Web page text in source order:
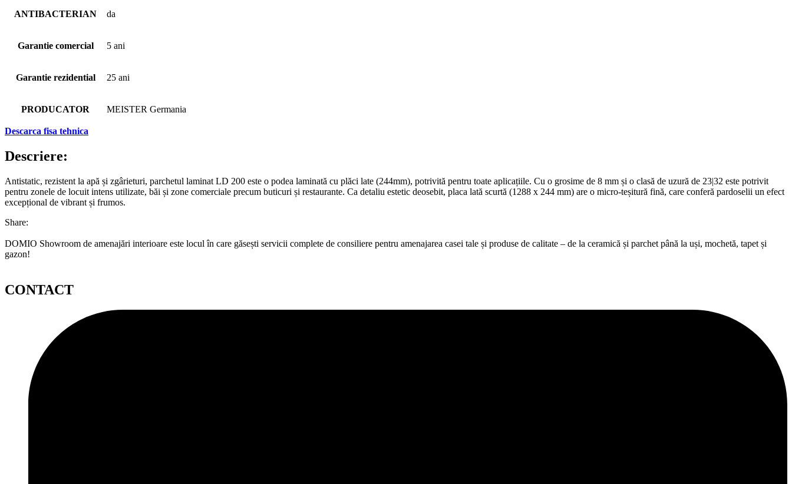
ANTIBACTERIAN da
Garantie comercial 5 ani
Garantie rezidential 25 ani
PRODUCATOR MEISTER Germania
Descarca fisa tehnica
Descriere:
Antistatic, rezistent la apă și zgârieturi, parchetul laminat LD 200 este o podea laminată cu plăci late (244mm), potrivită pentru toate aplicațiile. Cu o grosime de 8 mm și o clasă de uzură de 23|32 este potrivit
pentru zonele de locuit intens utilizate, băi și zone comerciale precum buticuri și restaurante. Ca detaliu estetic deosebit, placa lată scurtă (1288 x 244 mm) are o micro-teșitură fină, care conferă pardoselii un efect
excepțional de vibrant și frumos.
Share:
DOMIO Showroom de amenajări interioare este locul în care găsești servicii complete de consiliere pentru amenajarea casei tale și produse de calitate – de la ceramică și parchet până la uși, mochetă, tapet și
gazon!
CONTACT